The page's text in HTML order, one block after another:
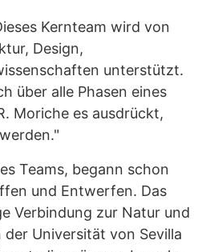
Kernteam wird von
Design,
unterstützt.
über alle Phasen eines
Moriche es ausdrückt,
Teams, begann schon
und Entwerfen. Das
Verbindung zur Natur und
Universität von Sevilla